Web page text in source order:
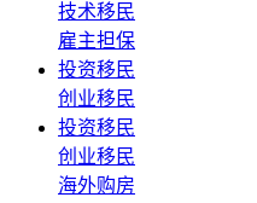
技术移民
雇主担保
投资移民
创业移民
投资移民
创业移民
海外购房